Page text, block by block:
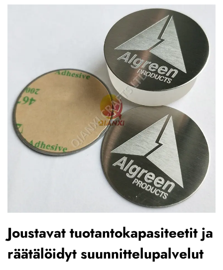
Joustavat tuotantokapasiteetit ja
räätälöidyt suunnittelupalvelut